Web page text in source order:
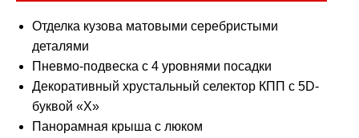
Отделка кузова матовыми серебристыми
деталями
Пневмо-подвеска с 4 уровнями посадки
Декоративный хрустальный селектор КПП с 5D-
буквой «Х»
Панорамная крыша с люком